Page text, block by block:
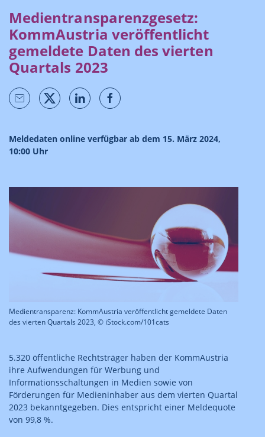
Medientransparenzgesetz:
KommAustria veröffentlicht
gemeldete Daten des vierten
Quartals 2023
Meldedaten online verfügbar ab dem 15. März 2024,
10:00 Uhr
Medientransparenz: KommAustria veröffentlicht gemeldete Daten
des vierten Quartals 2023, © iStock.com/101cats
5.320 öffentliche Rechtsträger haben der KommAustria
ihre Aufwendungen für Werbung und
Informationsschaltungen in Medien sowie von
Förderungen für Medieninhaber aus dem vierten Quartal
2023 bekanntgegeben. Dies entspricht einer Meldequote
von 99,8 %.